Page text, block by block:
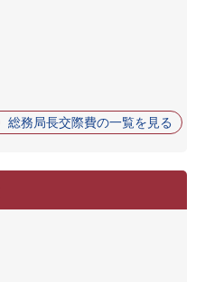
総務局長交際費の一覧を見る